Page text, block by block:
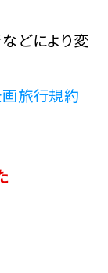
どにより変
旅行規約